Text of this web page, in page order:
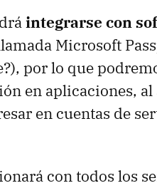
integrarse con
Microsoft
por lo que
en aplicaciones,
en cuentas de
con todos los